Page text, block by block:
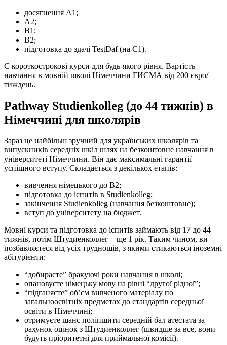
досягнення А1;
А2;
В1;
В2;
підготовка до здачі TestDaf (на С1).
Є короткострокові курси для будь-якого рівня. Вартість
навчання в мовній школі Німеччини ГИСМА від 200 євро/
тиждень.
Pathway Studienkolleg (до 44 тижнів) в
Німеччині для школярів
Зараз це найбільш зручний для українських школярів та
випускників середніх шкіл шлях на безкоштовне навчання в
університеті Німеччини. Він дає максимальні гарантії
успішного вступу. Складається з декількох етапів:
вивчення німецького до В2;
підготовка до іспитів в Studienkolleg;
закінчення Studienkolleg (навчання безкоштовне);
вступ до університету на бюджет.
Мовні курси та підготовка до іспитів займають від 17 до 44
тижнів, потім Штудиенколлег – ще 1 рік. Таким чином, ви
позбавляєтеся від усіх труднощів, з якими стикаються іноземні
абітурієнти:
“добираєте” бракуючі роки навчання в школі;
опановуєте німецьку мову на рівні “другої рідної”;
“підганяєте” об’єм вивченого матеріалу по
загальноосвітніх предметах до стандартів середньої
освіти в Німеччині;
отримуєте шанс поліпшити середній бал атестата за
рахунок оцінок з Штудиенколлег (швидше за все, вони
будуть пріоритетні для приймальної комісії).